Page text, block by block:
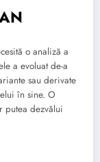
o analiză a
a evoluat de-a
sau derivate
în sine. O
putea dezvălui